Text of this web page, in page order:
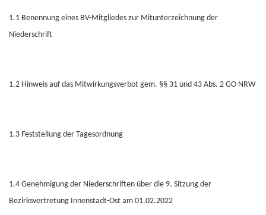
1.1 Benennung eines BV-Mitgliedes zur Mitunterzeichnung der
Niederschrift
1.2 Hinweis auf das Mitwirkungsverbot gem. §§ 31 und 43 Abs. 2 GO NRW
1.3 Feststellung der Tagesordnung
1.4 Genehmigung der Niederschriften über die 9. Sitzung der
Bezirksvertretung Innenstadt-Ost am 01.02.2022